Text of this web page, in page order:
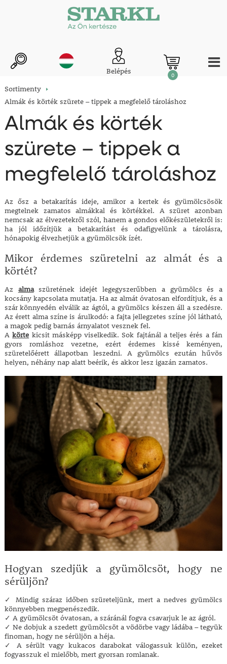
Belépés 0
Sortimenty
Almák és körték szürete – tippek a megfelelő tároláshoz
Almák és körték
szürete – tippek a
megfelelő tároláshoz
Az ősz a betakarítás ideje, amikor a kertek és gyümölcsösök
megtelnek zamatos almákkal és körtékkel. A szüret azonban
nemcsak az élvezetekről szól, hanem a gondos előkészületekről is:
ha jól időzítjük a betakarítást és odafigyelünk a tárolásra,
hónapokig élvezhetjük a gyümölcsök ízét.
Mikor érdemes szüretelni az almát és a
körtét?
Az almaszüretének idejét legegyszerűbben a gyümölcs és a
kocsány kapcsolata mutatja. Ha az almát óvatosan elfordítjuk, és a
szár könnyedén elválik az ágtól, a gyümölcs készen áll a szedésre.
Az érett alma színe is árulkodó: a fajta jellegzetes színe jól látható,
a magok pedig barnás árnyalatot vesznek fel.
Akörte kicsit másképp viselkedik. Sok fajtánál a teljes érés a fán
gyors romláshoz vezetne, ezért érdemes kissé keményen,
szüretelőérett állapotban leszedni. A gyümölcs ezután hűvös
helyen, néhány nap alatt beérik, és akkor lesz igazán zamatos.
Hogyan szedjük a gyümölcsöt, hogy ne
sérüljön?
✓ Mindig száraz időben szüreteljünk, mert a nedves gyümölcs
könnyebben megpenészedik.
✓ A gyümölcsöt óvatosan, a száránál fogva csavarjuk le az ágról.
✓ Ne dobjuk a szedett gyümölcsöt a vödörbe vagy ládába – tegyük
finoman, hogy ne sérüljön a héja.
✓ A sérült vagy kukacos darabokat válogassuk külön, ezeket
fogyasszuk el mielőbb, mert gyorsan romlanak.